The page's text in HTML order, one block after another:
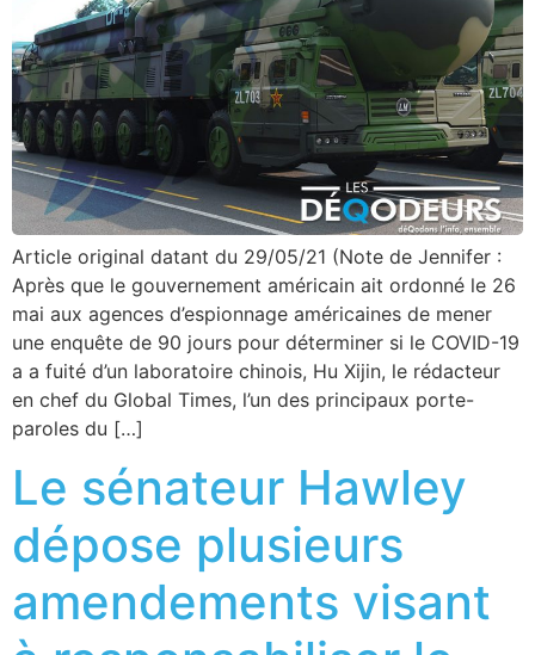
Article original datant du 29/05/21 (Note de Jennifer :
Après que le gouvernement américain ait ordonné le 26
mai aux agences d’espionnage américaines de mener
une enquête de 90 jours pour déterminer si le COVID-19
a a fuité d’un laboratoire chinois, Hu Xijin, le rédacteur
en chef du Global Times, l’un des principaux porte-
paroles du […]
Le sénateur Hawley
dépose plusieurs
amendements visant